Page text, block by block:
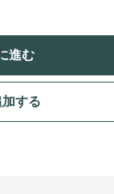
進む
する